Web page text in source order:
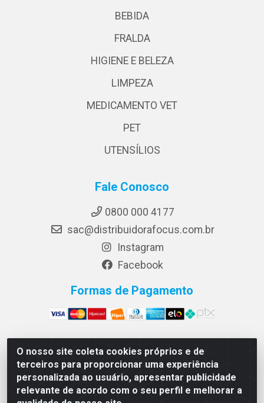
O nosso site coleta cookies próprios e de
terceiros para proporcionar uma experiência
personalizada ao usuário, apresentar publicidade
relevante de acordo com o seu perfil e melhorar a
BEBIDA
FRALDA
HIGIENE E BELEZA
LIMPEZA
MEDICAMENTO VET
PET
UTENSÍLIOS
Fale Conosco
0800 000 4177
sac@distribuidorafocus.com.br
Instagram
Facebook
Formas de Pagamento
Focus Distribuidora LTDA - Rua Republica Eslovaca, 1121
- Muribeca, Jaboatão dos Guararapes/PE - CEP 54350-
195 - CNPJ 10.960.053/0001-08